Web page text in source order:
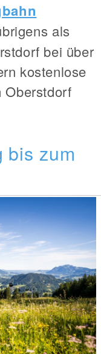
als
bei über
kostenlose
Oberstdorf
bis zum